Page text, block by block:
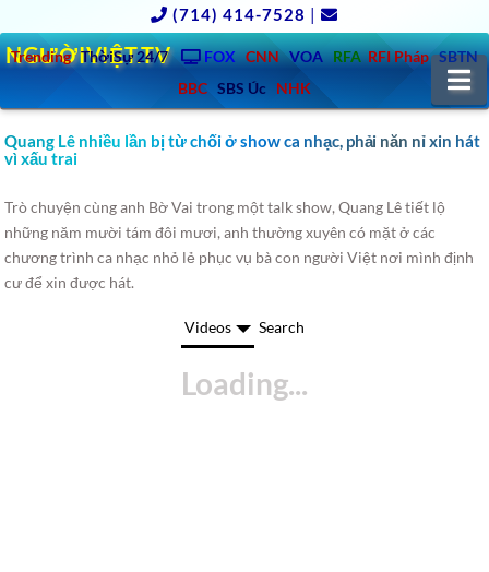
(714) 414-7528 |
Trending ThờiSự 24/7 FOX CNN VOA RFA RFI Pháp SBTN
BBC SBS Úc NHK
NGƯỜIVIỆT.TV
Quang Lê nhiều lần bị từ chối ở show ca nhạc, phải năn nỉ xin hát
vì xấu trai
Trò chuyện cùng anh Bờ Vai trong một talk show, Quang Lê tiết lộ
những năm mười tám đôi mươi, anh thường xuyên có mặt ở các
chương trình ca nhạc nhỏ lẻ phục vụ bà con người Việt nơi mình định
cư để xin được hát.
Videos Search